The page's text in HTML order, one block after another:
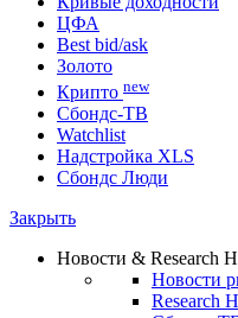
Портфель
Консенсусы
Поиск облигаций (ИИ)
Кривые доходности
ЦФА
Best bid/ask
Золото
Криптоnew
Сбондс-ТВ
Надстройка XLS
Сбондс Люди